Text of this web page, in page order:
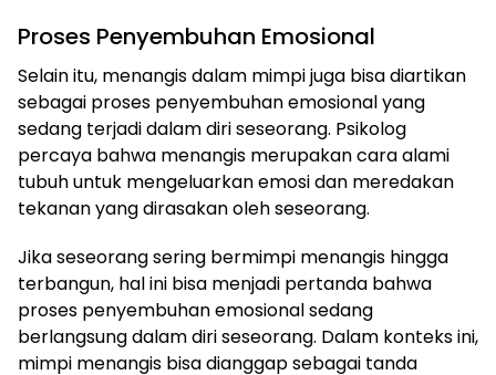
Proses Penyembuhan Emosional
Selain itu, menangis dalam mimpi juga bisa diartikan
sebagai proses penyembuhan emosional yang
sedang terjadi dalam diri seseorang. Psikolog
percaya bahwa menangis merupakan cara alami
tubuh untuk mengeluarkan emosi dan meredakan
tekanan yang dirasakan oleh seseorang.
Jika seseorang sering bermimpi menangis hingga
terbangun, hal ini bisa menjadi pertanda bahwa
proses penyembuhan emosional sedang
berlangsung dalam diri seseorang. Dalam konteks ini,
mimpi menangis bisa dianggap sebagai tanda